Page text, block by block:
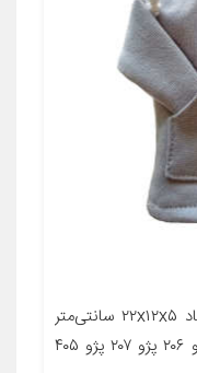
معرفی محصول جزئیات محصول ابعاد ۲۲x۱۲x۵ سانتی‌متر
جنس ویسکوز مناسب برای خودرو پژو ۲۰۶ پژو ۲۰۷ پژو ۴۰۵